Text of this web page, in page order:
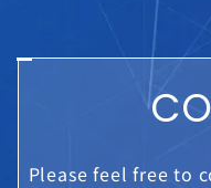
Please feel free to